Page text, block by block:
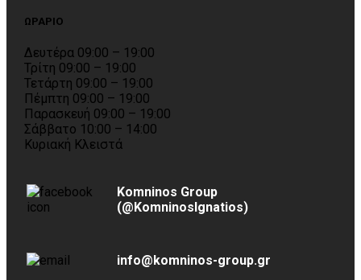
ΩΡΑΡΙΟ
Δευτέρα 09:00 – 19:00
Τρίτη 09:00 – 19:00
Τετάρτη 09:00 – 19:00
Πέμπτη 09:00 – 19:00
Παρασκευή 09:00 – 19:00
Σάββατο 10:00 – 14:00
Κυριακή Κλειστά
Komninos Group
(@KomninosIgnatios)
info@komninos-group.gr